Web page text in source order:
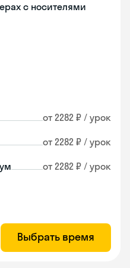
с носителями
от 2282 ₽ / урок
от 2282 ₽ / урок
от 2282 ₽ / урок
Выбрать время